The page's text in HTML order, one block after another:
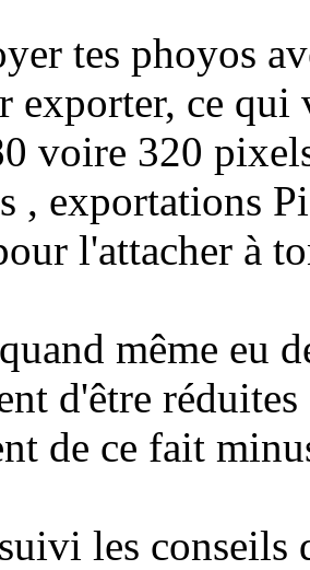
tes phoyos
exporter, ce qui
voire 320
, exportations
l'attacher à
même eu
d'être
de ce fait
les conseils